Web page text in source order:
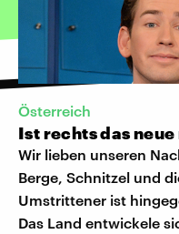
Österreich
Ist rechts das
Wir lieben unseren
Berge, Schnitzel und
Umstrittener ist
Das Land entwickele